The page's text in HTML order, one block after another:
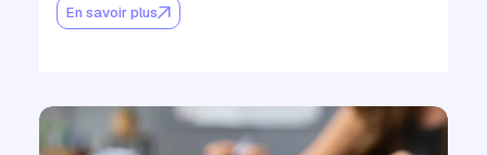
En savoir plus